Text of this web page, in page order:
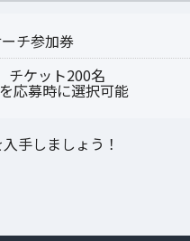
チ参加券
チケット200名
応募時に選択可能
手しましょう！